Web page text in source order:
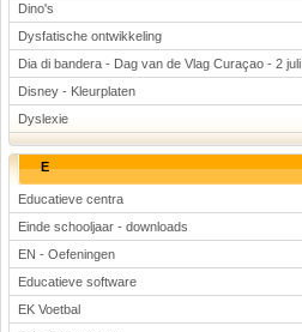
Dino's
Dysfatische ontwikkeling
Dia di bandera - Dag van de Vlag Curaçao - 2 juli
Disney - Kleurplaten
Dyslexie
E
Educatieve centra
Einde schooljaar - downloads
EN - Oefeningen
Educatieve software
EK Voetbal